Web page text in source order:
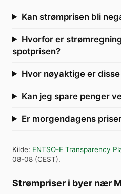
Kan strømprisen bli
Hvorfor er
spotprisen?
Hvor nøyaktige er
Kan jeg spare penger
Er morgendagens
Kilde: ENTSO-E Transparency
08-08 (CEST).
Strømpriser i byer nær